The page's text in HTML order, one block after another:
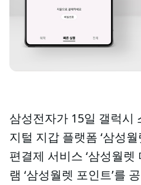
삼성전자가 15일 갤럭시
지털 지갑 플랫폼 ‘삼성
편결제 서비스 ‘삼성월렛
램 ‘삼성월렛 포인트’를